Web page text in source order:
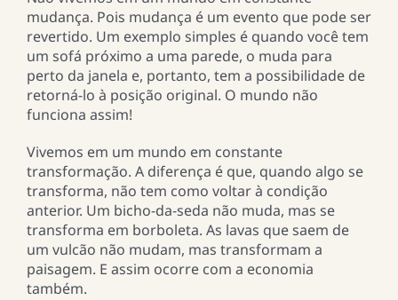
mudança. Pois mudança é um evento que pode ser
revertido. Um exemplo simples é quando você tem
um sofá próximo a uma parede, o muda para
perto da janela e, portanto, tem a possibilidade de
retorná-lo à posição original. O mundo não
funciona assim!
Vivemos em um mundo em constante
transformação. A diferença é que, quando algo se
transforma, não tem como voltar à condição
anterior. Um bicho-da-seda não muda, mas se
transforma em borboleta. As lavas que saem de
um vulcão não mudam, mas transformam a
paisagem. E assim ocorre com a economia
também.